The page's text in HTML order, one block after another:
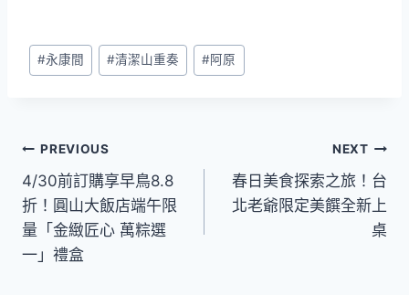
Post
Tags:
#永康間 #清潔山重奏 #阿原
文
章
導
覽
PREVIOUS
4/30前訂購享早鳥8.8
折！圓山大飯店端午限
量「金緻匠心 萬粽選
一」禮盒
NEXT
春日美食探索之旅！台
北老爺限定美饌全新上
桌